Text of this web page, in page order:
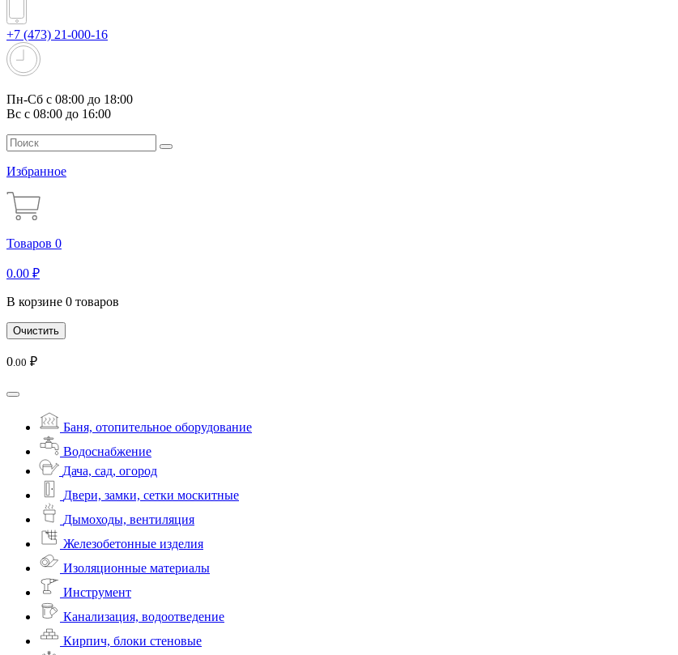
+7 (473) 21-000-16
Пн-Сб с 08:00 до 18:00
Вс с 08:00 до 16:00
Избранное
Товаров 0
0.00 ₽
В корзине 0 товаров
Очистить
0 .00 ₽
Баня, отопительное оборудование
Водоснабжение
Дача, сад, огород
Двери, замки, сетки москитные
Дымоходы, вентиляция
Железобетонные изделия
Изоляционные материалы
Инструмент
Канализация, водоотведение
Кирпич, блоки стеновые